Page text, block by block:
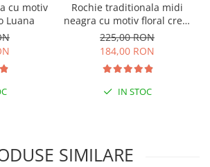
cu motiv
Luana
Rochie traditionala midi
neagra cu motiv floral crem
Tamara
225,00 RON
184,00 RON
IN STOC
SIMILARE